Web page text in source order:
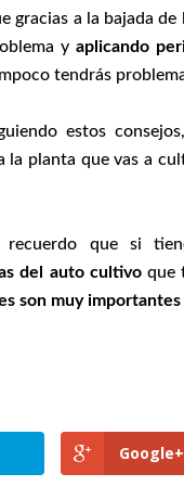
gracias a la bajada
y aplicando
tendrás
estos
planta que vas a
recuerdo que si
del auto cultivoque
son muy
Google+